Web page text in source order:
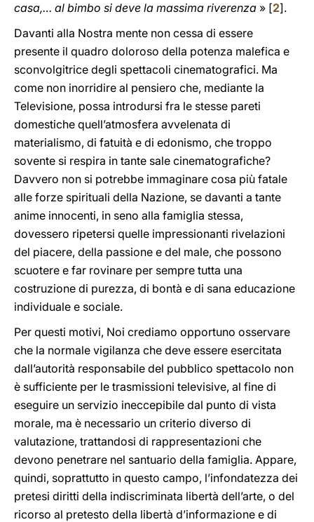
casa,… al bimbo si deve la massima riverenza » [2].
Davanti alla Nostra mente non cessa di essere
presente il quadro doloroso della potenza malefica e
sconvolgitrice degli spettacoli cinematografici. Ma
come non inorridire al pensiero che, mediante la
Televisione, possa introdursi fra le stesse pareti
domestiche quell’atmosfera avvelenata di
materialismo, di fatuità e di edonismo, che troppo
sovente si respira in tante sale cinematografiche?
Davvero non si potrebbe immaginare cosa più fatale
alle forze spirituali della Nazione, se davanti a tante
anime innocenti, in seno alla famiglia stessa,
dovessero ripetersi quelle impressionanti rivelazioni
del piacere, della passione e del male, che possono
scuotere e far rovinare per sempre tutta una
costruzione di purezza, di bontà e di sana educazione
individuale e sociale.
Per questi motivi, Noi crediamo opportuno osservare
che la normale vigilanza che deve essere esercitata
dall’autorità responsabile del pubblico spettacolo non
è sufficiente per le trasmissioni televisive, al fine di
eseguire un servizio ineccepibile dal punto di vista
morale, ma è necessario un criterio diverso di
valutazione, trattandosi di rappresentazioni che
devono penetrare nel santuario della famiglia. Appare,
quindi, soprattutto in questo campo, l’infondatezza dei
pretesi diritti della indiscriminata libertà dell’arte, o del
ricorso al pretesto della libertà d’informazione e di